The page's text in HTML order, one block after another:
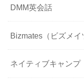
DMM英会話
Bizmates（ビズメイ
ネイティブキャンプ